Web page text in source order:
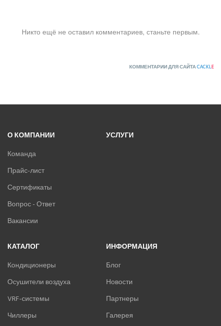
Никто ещё не оставил комментариев, станьте первым.
КОММЕНТАРИИ ДЛЯ САЙТАCACKLE
О КОМПАНИИ
Команда
Прайс-лист
Сертификаты
Вопрос - Ответ
Вакансии
УСЛУГИ
КАТАЛОГ
Кондиционеры
Осушители воздуха
VRF-системы
Чиллеры
ИНФОРМАЦИЯ
Блог
Новости
Партнеры
Галерея